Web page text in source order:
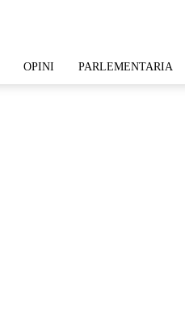
OPINI PARLEMENTARIA